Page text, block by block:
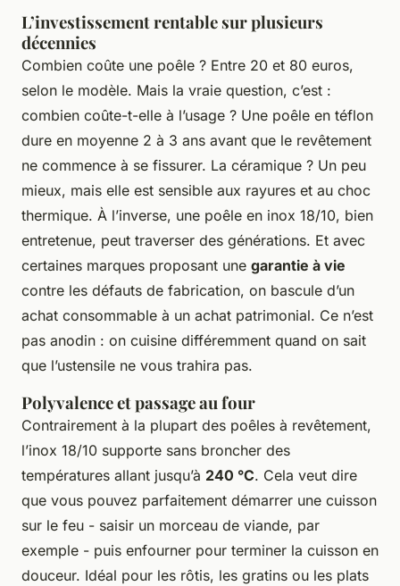
L’investissement rentable sur plusieurs
décennies
Combien coûte une poêle ? Entre 20 et 80 euros,
selon le modèle. Mais la vraie question, c’est :
combien coûte-t-elle à l’usage ? Une poêle en téflon
dure en moyenne 2 à 3 ans avant que le revêtement
ne commence à se fissurer. La céramique ? Un peu
mieux, mais elle est sensible aux rayures et au choc
thermique. À l’inverse, une poêle en inox 18/10, bien
entretenue, peut traverser des générations. Et avec
certaines marques proposant une garantie à vie
contre les défauts de fabrication, on bascule d’un
achat consommable à un achat patrimonial. Ce n’est
pas anodin : on cuisine différemment quand on sait
que l’ustensile ne vous trahira pas.
Polyvalence et passage au four
Contrairement à la plupart des poêles à revêtement,
l’inox 18/10 supporte sans broncher des
températures allant jusqu’à 240 °C. Cela veut dire
que vous pouvez parfaitement démarrer une cuisson
sur le feu - saisir un morceau de viande, par
exemple - puis enfourner pour terminer la cuisson en
douceur. Idéal pour les rôtis, les gratins ou les plats